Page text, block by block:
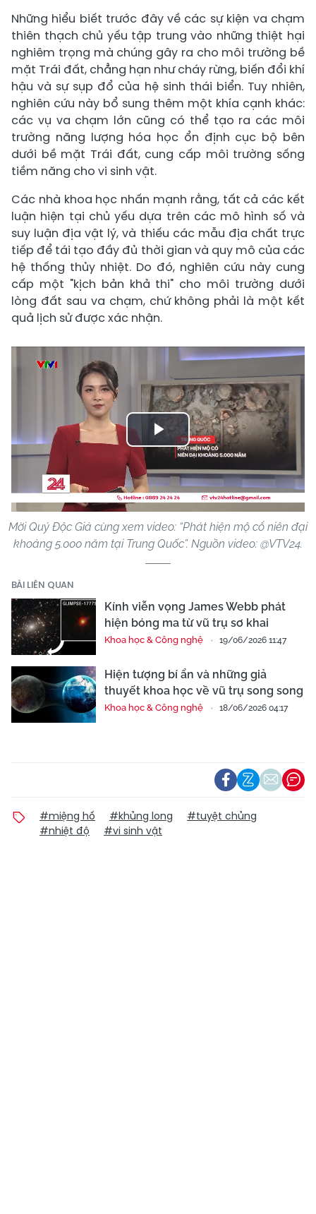
Những hiểu biết trước đây về các sự kiện va chạm
thiên thạch chủ yếu tập trung vào những thiệt hại
nghiêm trọng mà chúng gây ra cho môi trường bề
mặt Trái đất, chẳng hạn như cháy rừng, biến đổi khí
hậu và sự sụp đổ của hệ sinh thái biển. Tuy nhiên,
nghiên cứu này bổ sung thêm một khía cạnh khác:
các vụ va chạm lớn cũng có thể tạo ra các môi
trường năng lượng hóa học ổn định cục bộ bên
dưới bề mặt Trái đất, cung cấp môi trường sống
tiềm năng cho vi sinh vật.
Các nhà khoa học nhấn mạnh rằng, tất cả các kết
luận hiện tại chủ yếu dựa trên các mô hình số và
suy luận địa vật lý, và thiếu các mẫu địa chất trực
tiếp để tái tạo đầy đủ thời gian và quy mô của các
hệ thống thủy nhiệt. Do đó, nghiên cứu này cung
cấp một "kịch bản khả thi" cho môi trường dưới
lòng đất sau va chạm, chứ không phải là một kết
quả lịch sử được xác nhận.
Play
Video
Mời Quý Độc Giả cùng xem video: “Phát hiện mộ cổ niên đại
khoảng 5.000 năm tại Trung Quốc”. Nguồn video: @VTV24.
BÀI LIÊN QUAN
Kính viễn vọng James Webb phát
hiện bóng ma từ vũ trụ sơ khai
Khoa học & Công nghệ 19/06/2026 11:47
Hiện tượng bí ẩn và những giả
thuyết khoa học về vũ trụ song song
Khoa học & Công nghệ 18/06/2026 04:17
#miệng hố #khủng long
#tuyệt chủng
#nhiệt độ
#vi sinh vật